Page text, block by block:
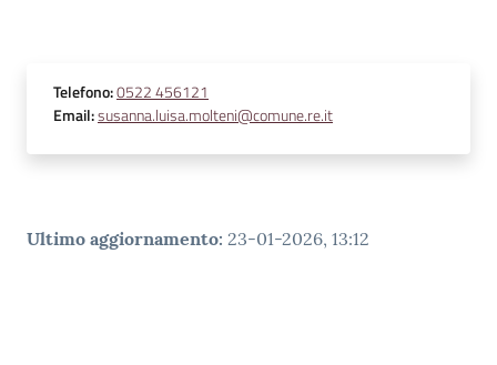
Telefono:0522 456121
Email:susanna.luisa.molteni@comune.re.it
Ultimo aggiornamento: 23-01-2026, 13:12